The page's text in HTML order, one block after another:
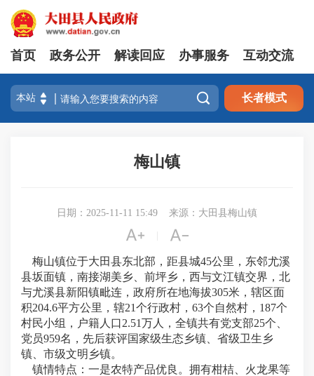
首页 政务公开 解读回应 办事服务 互动交流
 长者模式
梅山镇
日期：2025-11-11 15:49 来源：大田县梅山镇
 
梅山镇位于大田县东北部，距县城45公里，东邻尤溪
县坂面镇，南接湖美乡、前坪乡，西与文江镇交界，北
与尤溪县新阳镇毗连，政府所在地海拔305米，辖区面
积204.6平方公里，辖21个行政村，63个自然村，187个
村民小组，户籍人口2.51万人，全镇共有党支部25个、
党员959名，先后获评国家级生态乡镇、省级卫生乡
镇、市级文明乡镇。
镇情特点： 一是农特产品优良。 拥有柑桔、火龙果等